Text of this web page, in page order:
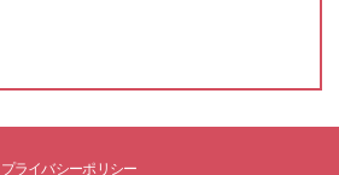
プライバシーポリシー